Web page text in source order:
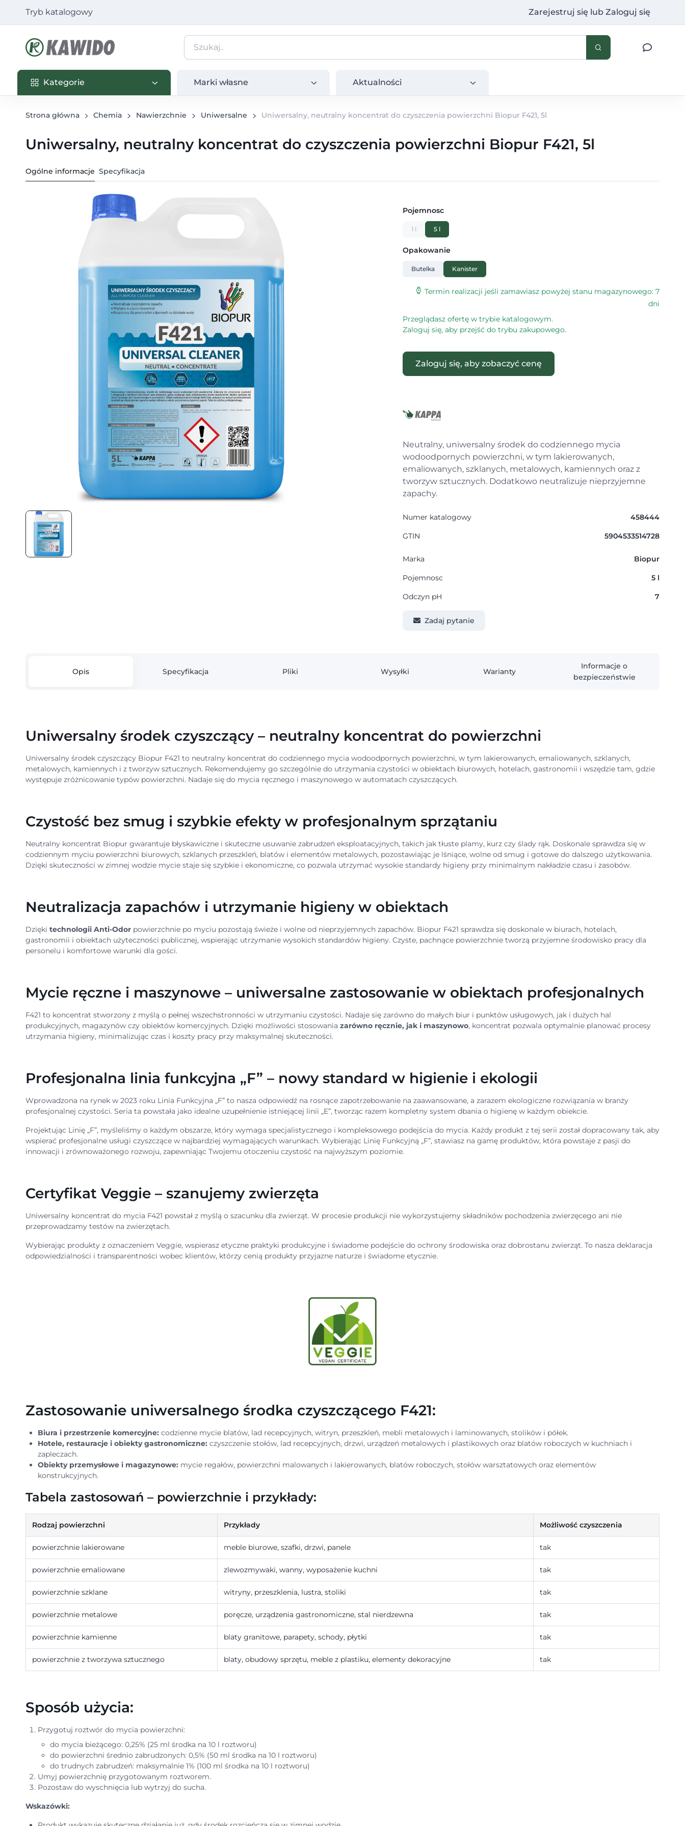
Tryb katalogowy Zarejestruj się lubZaloguj się
Kategorie
Kategorie Marki własne Aktualności
Strona główna Chemia Nawierzchnie Uniwersalne Uniwersalny, neutralny koncentrat do czyszczenia powierzchni Biopur F421, 5l
Uniwersalny, neutralny koncentrat do czyszczenia powierzchni Biopur F421, 5l
Ogólne informacje Specyfikacja
Pojemnosc
1 l 5 l
Opakowanie
Butelka Kanister
Termin realizacji jeśli zamawiasz powyżej stanu magazynowego: 7
dni
Przeglądasz ofertę w trybie katalogowym.
Zaloguj się, aby przejść do trybu zakupowego.
Zaloguj się, aby zobaczyć cenę
Neutralny, uniwersalny środek do codziennego mycia
wodoodpornych powierzchni, w tym lakierowanych,
emaliowanych, szklanych, metalowych, kamiennych oraz z
tworzyw sztucznych. Dodatkowo neutralizuje nieprzyjemne
zapachy.
Numer katalogowy 458444
GTIN 5904533514728
Marka Biopur
Pojemnosc 5 l
Odczyn pH 7
Zadaj pytanie
Opis Specyfikacja Pliki Wysyłki Warianty
Informacje o
bezpieczeństwie
Uniwersalny środek czyszczący – neutralny koncentrat do powierzchni
Uniwersalny środek czyszczący Biopur F421 to neutralny koncentrat do codziennego mycia wodoodpornych powierzchni, w tym lakierowanych, emaliowanych, szklanych,
metalowych, kamiennych i z tworzyw sztucznych. Rekomendujemy go szczególnie do utrzymania czystości w obiektach biurowych, hotelach, gastronomii i wszędzie tam, gdzie
występuje zróżnicowanie typów powierzchni. Nadaje się do mycia ręcznego i maszynowego w automatach czyszczących.
Czystość bez smug i szybkie efekty w profesjonalnym sprzątaniu
Neutralny koncentrat Biopur gwarantuje błyskawiczne i skuteczne usuwanie zabrudzeń eksploatacyjnych, takich jak tłuste plamy, kurz czy ślady rąk. Doskonale sprawdza się w
codziennym myciu powierzchni biurowych, szklanych przeszkleń, blatów i elementów metalowych, pozostawiając je lśniące, wolne od smug i gotowe do dalszego użytkowania.
Dzięki skuteczności w zimnej wodzie mycie staje się szybkie i ekonomiczne, co pozwala utrzymać wysokie standardy higieny przy minimalnym nakładzie czasu i zasobów.
Neutralizacja zapachów i utrzymanie higieny w obiektach
Dzięki technologii Anti-Odorpowierzchnie po myciu pozostają świeże i wolne od nieprzyjemnych zapachów. Biopur F421 sprawdza się doskonale w biurach, hotelach,
gastronomii i obiektach użyteczności publicznej, wspierając utrzymanie wysokich standardów higieny. Czyste, pachnące powierzchnie tworzą przyjemne środowisko pracy dla
personelu i komfortowe warunki dla gości.
Mycie ręczne i maszynowe – uniwersalne zastosowanie w obiektach profesjonalnych
F421 to koncentrat stworzony z myślą o pełnej wszechstronności w utrzymaniu czystości. Nadaje się zarówno do małych biur i punktów usługowych, jak i dużych hal
produkcyjnych, magazynów czy obiektów komercyjnych. Dzięki możliwości stosowania zarówno ręcznie, jak i maszynowo, koncentrat pozwala optymalnie planować procesy
utrzymania higieny, minimalizując czas i koszty pracy przy maksymalnej skuteczności.
Profesjonalna linia funkcyjna „F” – nowy standard w higienie i ekologii
Wprowadzona na rynek w 2023 roku Linia Funkcyjna „F” to nasza odpowiedź na rosnące zapotrzebowanie na zaawansowane, a zarazem ekologiczne rozwiązania w branży
profesjonalnej czystości. Seria ta powstała jako idealne uzupełnienie istniejącej linii „E”, tworząc razem kompletny system dbania o higienę w każdym obiekcie.
Projektując Linię „F”, myśleliśmy o każdym obszarze, który wymaga specjalistycznego i kompleksowego podejścia do mycia. Każdy produkt z tej serii został dopracowany tak, aby
wspierać profesjonalne usługi czyszczące w najbardziej wymagających warunkach. Wybierając Linię Funkcyjną „F”, stawiasz na gamę produktów, która powstaje z pasji do
innowacji i zrównoważonego rozwoju, zapewniając Twojemu otoczeniu czystość na najwyższym poziomie.
Certyfikat Veggie – szanujemy zwierzęta
Uniwersalny koncentrat do mycia F421 powstał z myślą o szacunku dla zwierząt. W procesie produkcji nie wykorzystujemy składników pochodzenia zwierzęcego ani nie
przeprowadzamy testów na zwierzętach.
Wybierając produkty z oznaczeniem Veggie, wspierasz etyczne praktyki produkcyjne i świadome podejście do ochrony środowiska oraz dobrostanu zwierząt. To nasza deklaracja
odpowiedzialności i transparentności wobec klientów, którzy cenią produkty przyjazne naturze i świadome etycznie.
Zastosowanie uniwersalnego środka czyszczącego F421:
Biura i przestrzenie komercyjne:codzienne mycie blatów, lad recepcyjnych, witryn, przeszkleń, mebli metalowych i laminowanych, stolików i półek.
Hotele, restauracje i obiekty gastronomiczne:czyszczenie stołów, lad recepcyjnych, drzwi, urządzeń metalowych i plastikowych oraz blatów roboczych w kuchniach i
zapleczach.
Obiekty przemysłowe i magazynowe:mycie regałów, powierzchni malowanych i lakierowanych, blatów roboczych, stołów warsztatowych oraz elementów
konstrukcyjnych.
Tabela zastosowań – powierzchnie i przykłady:
Rodzaj powierzchni Przykłady Możliwość czyszczenia
powierzchnie lakierowane meble biurowe, szafki, drzwi, panele tak
powierzchnie emaliowane zlewozmywaki, wanny, wyposażenie kuchni tak
powierzchnie szklane witryny, przeszklenia, lustra, stoliki tak
powierzchnie metalowe poręcze, urządzenia gastronomiczne, stal nierdzewna tak
powierzchnie kamienne blaty granitowe, parapety, schody, płytki tak
powierzchnie z tworzywa sztucznego blaty, obudowy sprzętu, meble z plastiku, elementy dekoracyjne tak
Sposób użycia:
Przygotuj roztwór do mycia powierzchni:
do mycia bieżącego: 0,25% (25 ml środka na 10 l roztworu)
do powierzchni średnio zabrudzonych: 0,5% (50 ml środka na 10 l roztworu)
do trudnych zabrudzeń: maksymalnie 1% (100 ml środka na 10 l roztworu)
Umyj powierzchnię przygotowanym roztworem.
Pozostaw do wyschnięcia lub wytrzyj do sucha.
Wskazówki: